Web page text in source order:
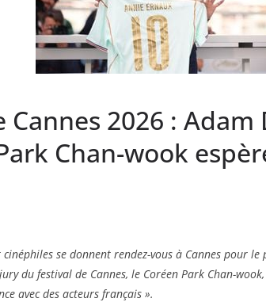
Cannes 2026 :
Chan-wook
cinéphiles se donnent rendez-vous à Cannes pour
du festival de Cannes, le Coréen Park Chan-
avec des acteurs français ».